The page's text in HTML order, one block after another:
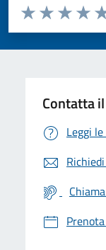
Valuta da 1 a 5 stelle
Valuta 3
Valuta 2
Valuta 1 stelle su
Contatta
Leggi